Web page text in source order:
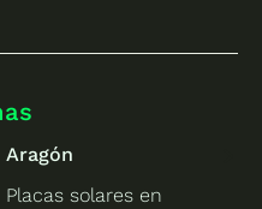
Aragón
Placas solares en